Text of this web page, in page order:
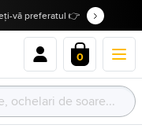
vă preferatul 👉
0